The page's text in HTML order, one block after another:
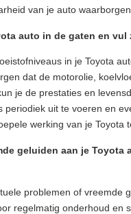
van je auto
auto in de gaten en
in je Toyota
dat de motorolie,
je de prestaties en
uit te voeren en
werking van je Toyota
geluiden aan je
problemen of vreemde
regelmatig onderhoud en